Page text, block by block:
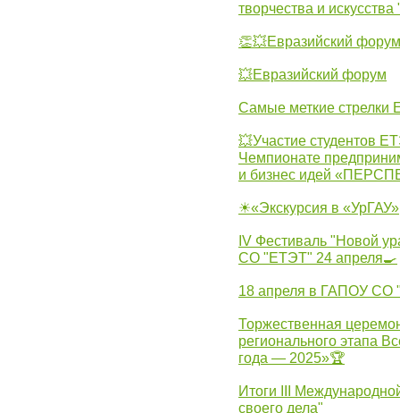
творчества и
👏💥Евразийский форум
💥Евразийский форум
Самые меткие стрелки
💥Участие студентов
Чемпионате
и бизнес идей
☀«Экскурсия в «УрГАУ»
IV Фестиваль "Новой
СО "ЕТЭТ" 24 апреля🍳
18 апреля в ГАПОУ СО
Торжественная
регионального этапа
года — 2025»🏆
Итоги III
своего дела"